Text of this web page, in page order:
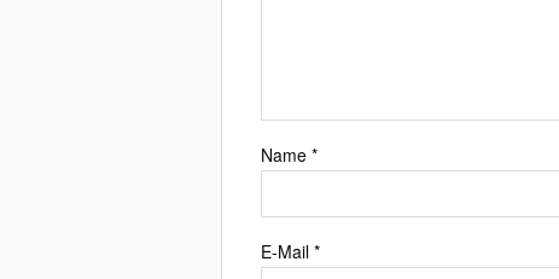
Name *
E-Mail *